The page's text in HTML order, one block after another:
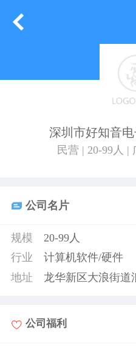
深圳市好知音电
民营 | 20-99人 |
公司名片
规模
20-99人
行业
计算机软件/硬件
地址
龙华新区大浪街道
公司福利